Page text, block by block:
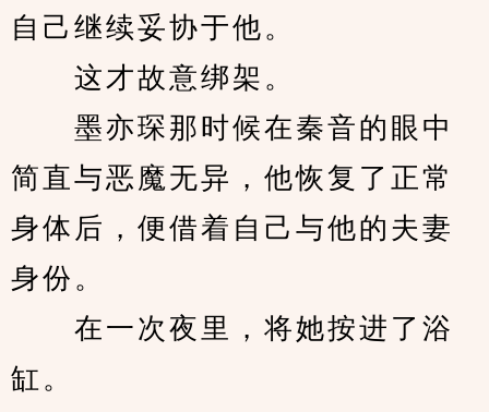
自己继续妥协于他。
这才故意绑架。
墨亦琛那时候在秦音的眼中
简直与恶魔无异，他恢复了正常
身体后，便借着自己与他的夫妻
身份。
在一次夜里，将她按进了浴
缸。